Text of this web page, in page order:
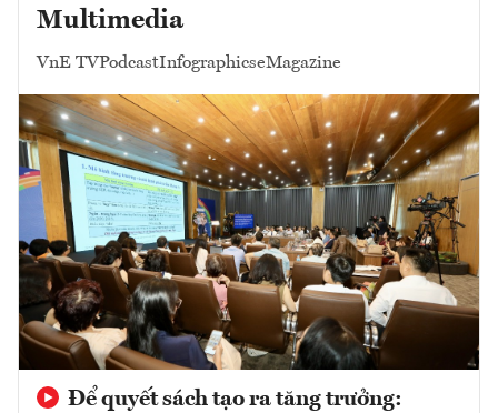
Multimedia
VnE TVPodcastInfographicseMagazine
Để quyết sách tạo ra tăng trưởng: